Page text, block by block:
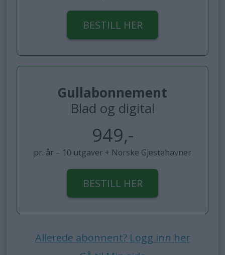
BESTILL HER
Gullabonnement
Blad og digital
949,-
pr. år – 10 utgaver + Norske Gjestehavner
BESTILL HER
Allerede abonnent? Logg inn her